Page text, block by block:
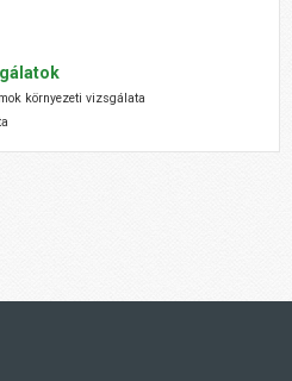
környezeti vizsgálata